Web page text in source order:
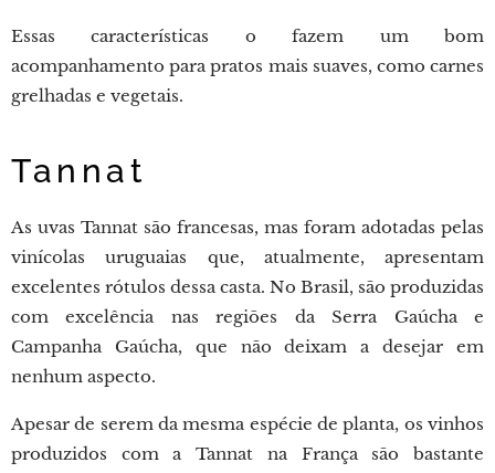
Essas características o fazem um bom
acompanhamento para pratos mais suaves, como carnes
grelhadas e vegetais.
Tannat
As uvas Tannat são francesas, mas foram adotadas pelas
vinícolas uruguaias que, atualmente, apresentam
excelentes rótulos dessa casta. No Brasil, são produzidas
com excelência nas regiões da Serra Gaúcha e
Campanha Gaúcha, que não deixam a desejar em
nenhum aspecto.
Apesar de serem da mesma espécie de planta, os vinhos
produzidos com a Tannat na França são bastante